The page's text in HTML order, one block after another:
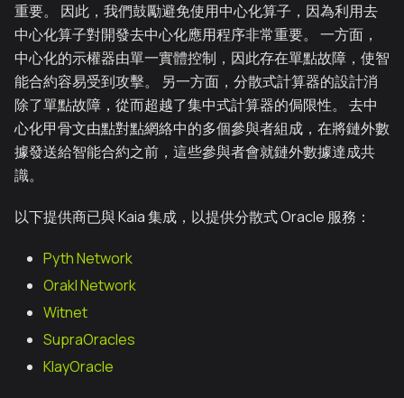
重要。 因此，我們鼓勵避免使用中心化算子，因為利用去
中心化算子對開發去中心化應用程序非常重要。 一方面，
中心化的示權器由單一實體控制，因此存在單點故障，使智
能合約容易受到攻擊。 另一方面，分散式計算器的設計消
除了單點故障，從而超越了集中式計算器的侷限性。 去中
心化甲骨文由點對點網絡中的多個參與者組成，在將鏈外數
據發送給智能合約之前，這些參與者會就鏈外數據達成共
識。
以下提供商已與 Kaia 集成，以提供分散式 Oracle 服務：
Pyth Network
Orakl Network
Witnet
SupraOracles
KlayOracle